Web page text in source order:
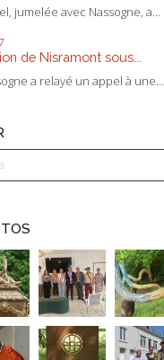
jumelée avec Nassogne, a...
de Nisramont sous...
a relayé un appel à une...